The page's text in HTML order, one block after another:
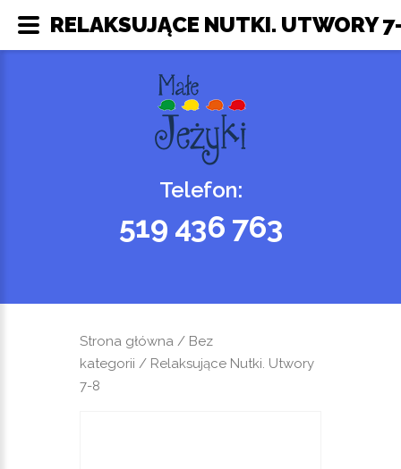
Telefon:
519 436 763
Strona główna / Bez
kategorii / Relaksujące Nutki. Utwory
7-8
RELAKSUJĄCE NUTKI. UTWORY